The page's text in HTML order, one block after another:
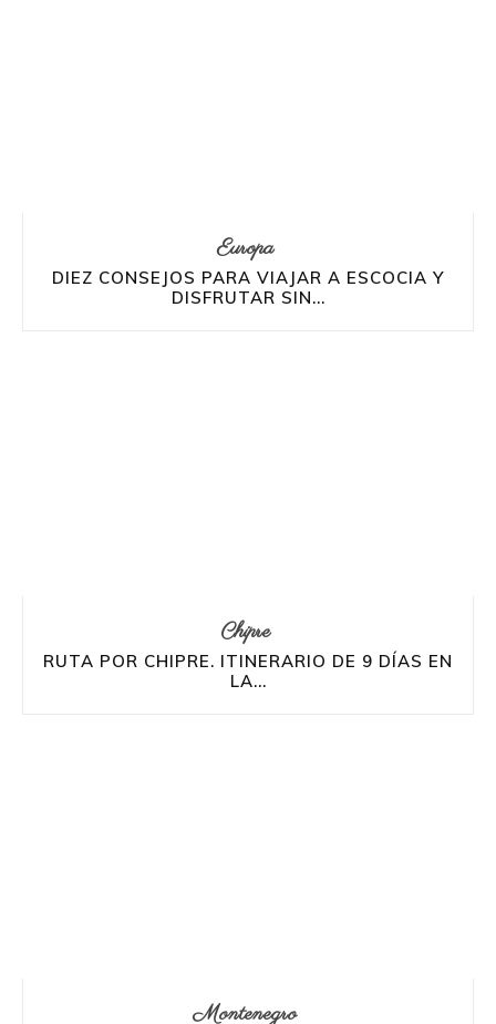
Europa
DIEZ CONSEJOS PARA VIAJAR A ESCOCIA Y
DISFRUTAR SIN...
Chipre
RUTA POR CHIPRE. ITINERARIO DE 9 DÍAS EN
LA...
Montenegro